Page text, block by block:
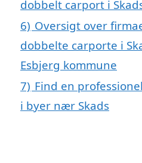
dobbelt carport i
6) Oversigt over
dobbelte carporte i
Esbjerg kommune
7) Find en
i byer nær Skads